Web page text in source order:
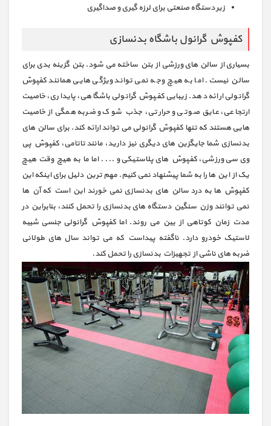
زیر دستگاه صنعتی برای لرزه گیری و صداگیری
کفپوش گرانول باشگاه بدنسازی
بسیاری از سالن های ورزشی از بتن ساخته می شود. بتن گزینه بدی برای
سالن نیست. اما به هیچ وجه نمی تواند ویژگی هایی همانند کفپوش
گرانولی ارائه دهد. زیبایی کفپوش گرانولی باشگاهی، پایداری، خاصیت
ارتجاعی، عایق صوتی و حرارتی، جذب شوک و ضربه همگی از خاصیت
هایی هستند که تنها کفپوش گرانولی می تواند ارائه کند. برای سالن های
بدنسازی شما جایگزین های دیگری نیز دارید، مانند تاتامی، کفپوش پی
وی سی ورزشی، کفپوش های پلاستیکی و ... . اما ما به هیچ وقت هیچ
یک از این ها را به شما پیشنهاد نمی کنیم. مهم ترین دلیل برای اینکه این
کفپوش ها به درد سالن های بدنسازی نمی خورند این است که آن ها
نمی توانند وزن سنگین دستگاه های بدنسازی را تحمل کنند، بنابراین در
مدت زمان کوتاهی از بین می روند. اما کفپوش گرانولی جنسی شبیه
لاستیک خودرو دارد. ناگفته پیداست که می تواند سال های طولانی
ضربه های ناشی از تجهیزات بدنسازی را تحمل کند.